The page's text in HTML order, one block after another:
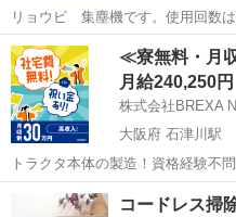
リョウビ 集塵機です。使用回数は
ど使わずに家のシューズクローク
す。本日一度運転させてみました
感じです。よろしくお願いいたしま
滋賀 野洲市 野洲駅 生
≪寮無料・月
月給240,250円
株式会社BREXA
大阪府 石津川駅
トラクタ本体の製造！資格経験不
例29万円以上！生活支援物資事前
無料＆備品付き1R寮完備！赴任旅
堺市 石津川駅 そ
コードレス掃